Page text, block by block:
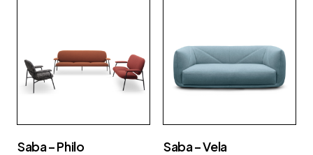
Saba – Philo Saba – Vela